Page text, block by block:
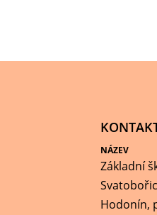
NÁZEV
Základní
Hodonín,